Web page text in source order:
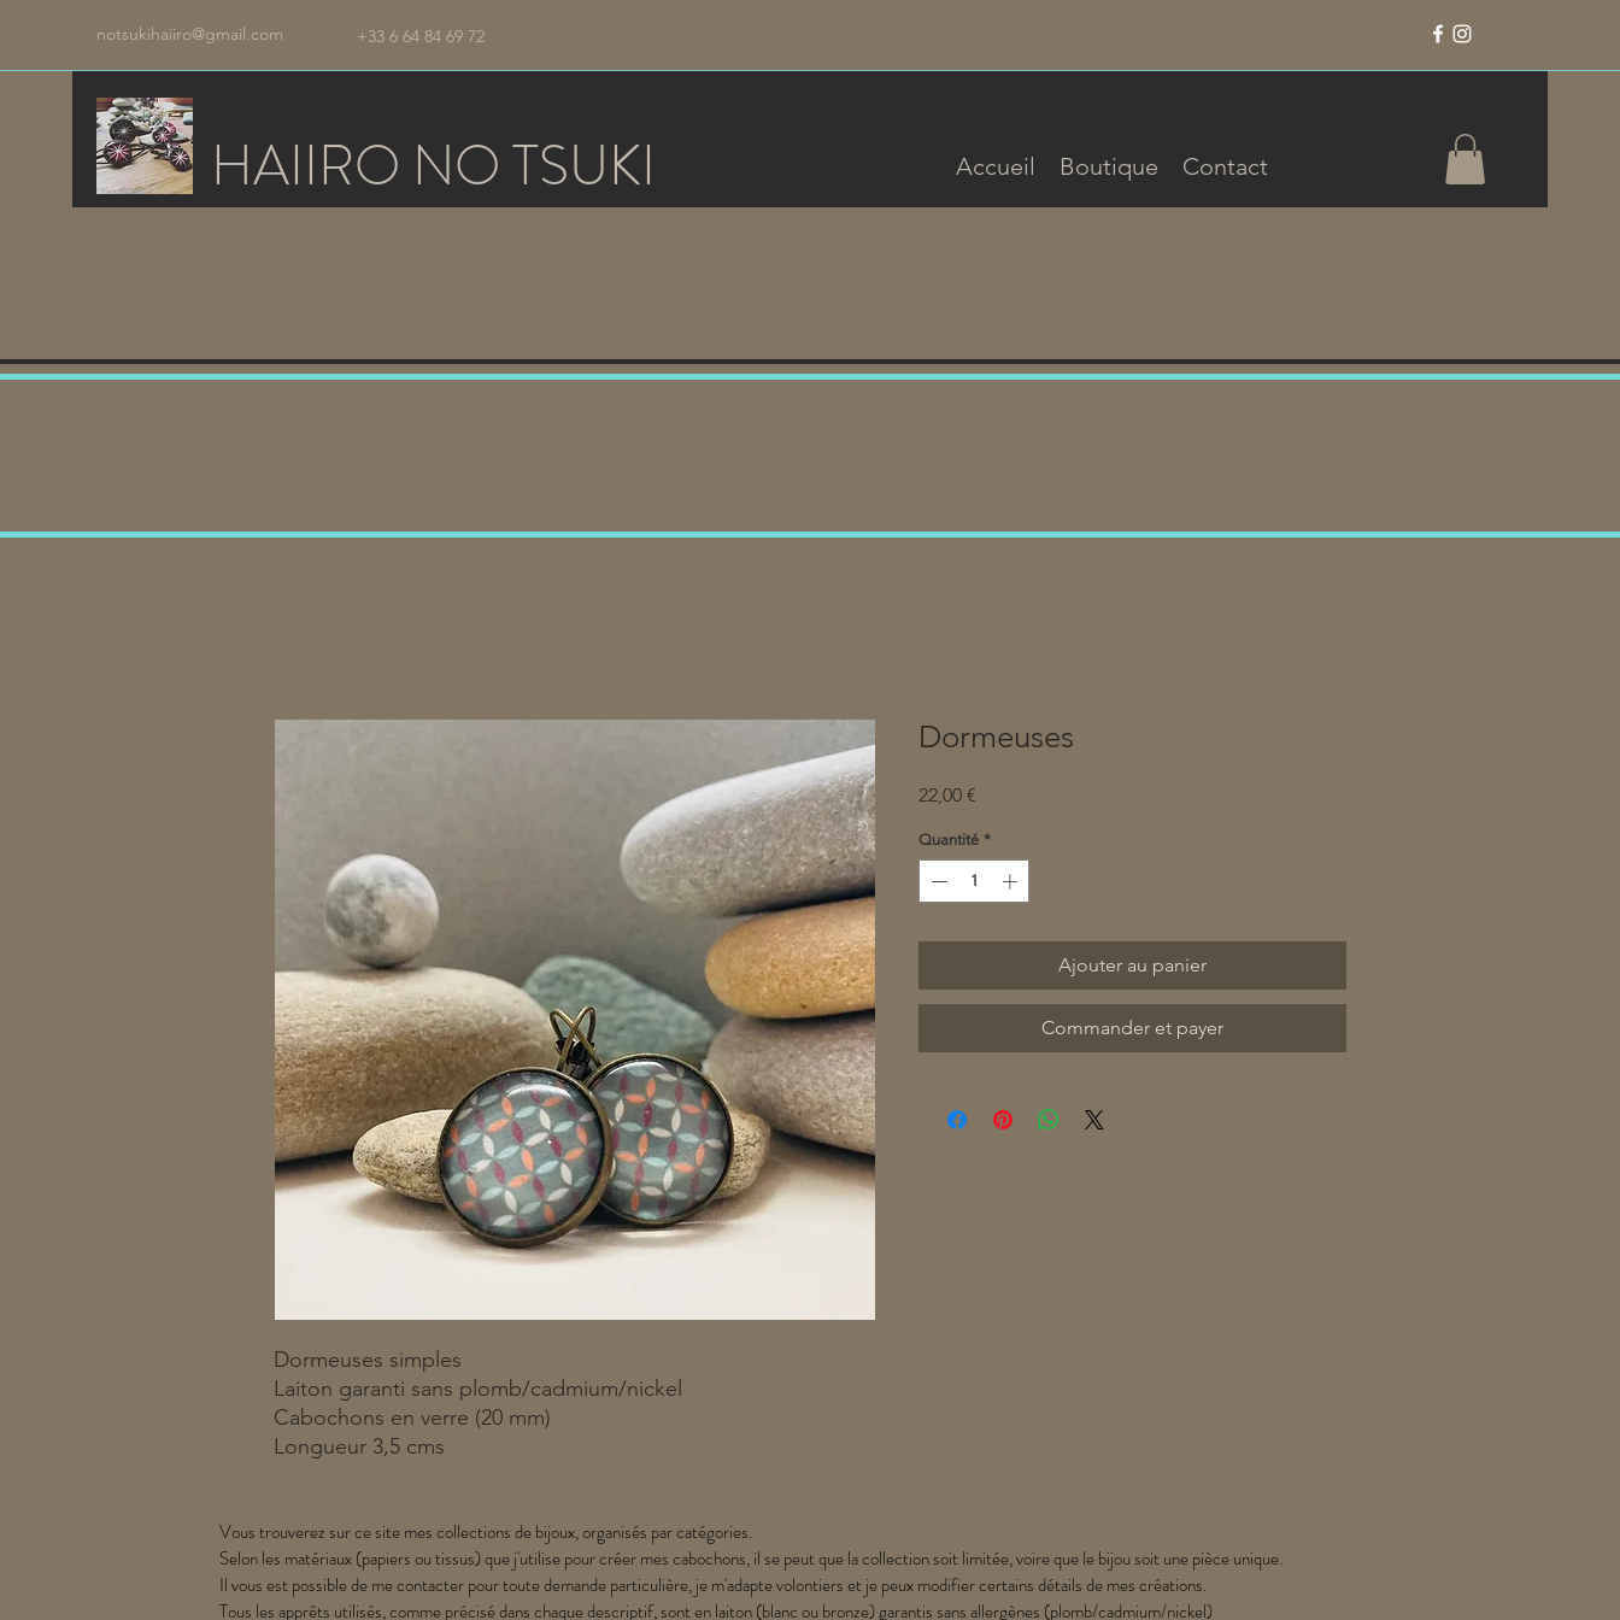
notsukihaiiro@gmail.com +33 6 64 84 69 72
HAIIRO NO TSUKI Accueil Boutique Contact
Dormeuses simples
Laiton garanti sans plomb/cadmium/nickel
Cabochons en verre (20 mm)
Longueur 3,5 cms
Dormeuses
22,00 €
Quantité *
Ajouter au panier
Commander et payer
Vous trouverez sur ce site mes collections de bijoux, organisés par catégories.
Selon les matériaux (papiers ou tissus) que j'utilise pour créer mes cabochons, il se peut que la collection soit limitée, voire que le bijou soit une pièce unique.
Il vous est possible de me contacter pour toute demande particulière, je m'adapte volontiers et je peux modifier certains détails de mes créations.
Tous les apprêts utilisés, comme précisé dans chaque descriptif, sont en laiton (blanc ou bronze) garantis sans allergènes (plomb/cadmium/nickel)